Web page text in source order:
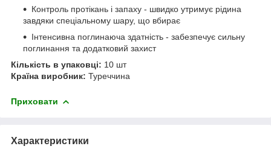
Контроль протікань і запаху - швидко утримує рідина
завдяки спеціальному шару, що вбирає
Інтенсивна поглинаюча здатність - забезпечує сильну
поглинання та додатковий захист
Кількість в упаковці: 10 шт
Країна виробник: Туреччина
Приховати
Характеристики